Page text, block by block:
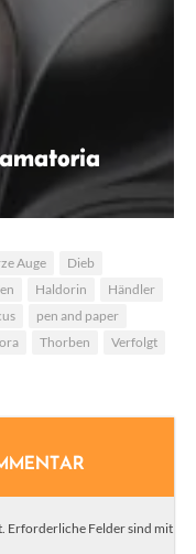
Auge
Dieb
Haldorin
Händler
pen and paper
Thorben
Verfolgt
Erforderliche Felder sind mit